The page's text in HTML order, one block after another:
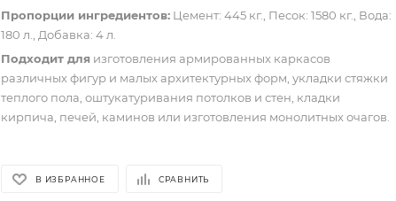
Пропорции ингредиентов: Цемент: 445 кг., Песок: 1580 кг., Вода:
180 л., Добавка: 4 л.
Подходит для изготовления армированных каркасов
различных фигур и малых архитектурных форм, укладки стяжки
теплого пола, оштукатуривания потолков и стен, кладки
кирпича, печей, каминов или изготовления монолитных очагов.
В ИЗБРАННОЕ СРАВНИТЬ